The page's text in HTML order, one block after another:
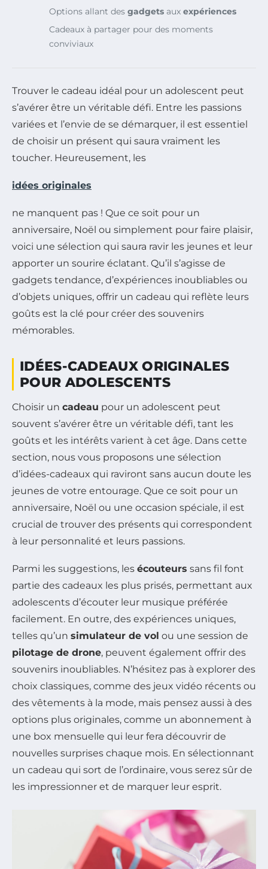
Options allant des gadgets aux expériences
Cadeaux à partager pour des moments
conviviaux
Trouver le cadeau idéal pour un adolescent peut
s’avérer être un véritable défi. Entre les passions
variées et l’envie de se démarquer, il est essentiel
de choisir un présent qui saura vraiment les
toucher. Heureusement, les
idées originales
ne manquent pas ! Que ce soit pour un
anniversaire, Noël ou simplement pour faire plaisir,
voici une sélection qui saura ravir les jeunes et leur
apporter un sourire éclatant. Qu’il s’agisse de
gadgets tendance, d’expériences inoubliables ou
d’objets uniques, offrir un cadeau qui reflète leurs
goûts est la clé pour créer des souvenirs
mémorables.
IDÉES-CADEAUX ORIGINALES
POUR ADOLESCENTS
Choisir un cadeau pour un adolescent peut
souvent s’avérer être un véritable défi, tant les
goûts et les intérêts varient à cet âge. Dans cette
section, nous vous proposons une sélection
d’idées-cadeaux qui raviront sans aucun doute les
jeunes de votre entourage. Que ce soit pour un
anniversaire, Noël ou une occasion spéciale, il est
crucial de trouver des présents qui correspondent
à leur personnalité et leurs passions.
Parmi les suggestions, les écouteurs sans fil font
partie des cadeaux les plus prisés, permettant aux
adolescents d’écouter leur musique préférée
facilement. En outre, des expériences uniques,
telles qu’un simulateur de vol ou une session de
pilotage de drone, peuvent également offrir des
souvenirs inoubliables. N’hésitez pas à explorer des
choix classiques, comme des jeux vidéo récents ou
des vêtements à la mode, mais pensez aussi à des
options plus originales, comme un abonnement à
une box mensuelle qui leur fera découvrir de
nouvelles surprises chaque mois. En sélectionnant
un cadeau qui sort de l’ordinaire, vous serez sûr de
les impressionner et de marquer leur esprit.